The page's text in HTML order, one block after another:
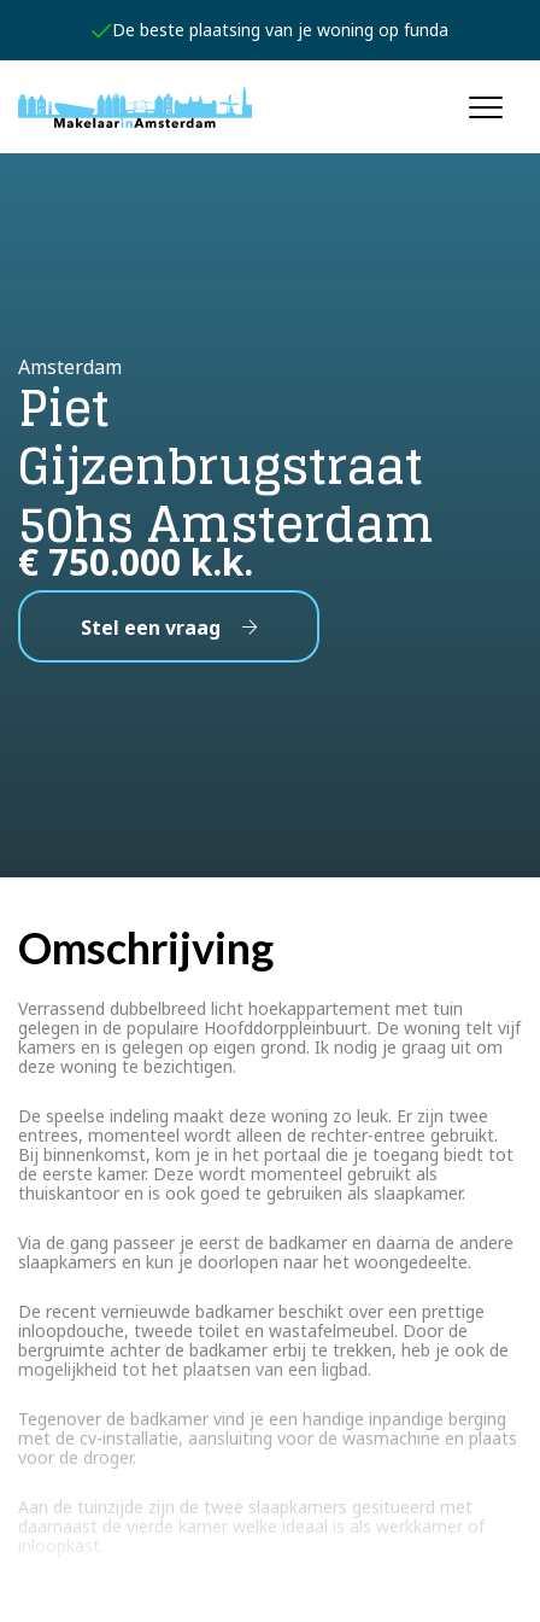
Jouw persoonlijke expert
Amsterdam
Piet
Gijzenbrugstraat
50hs Amsterdam
€ 750.000 k.k.
Stel een vraag
Omschrijving
Verrassend dubbelbreed licht hoekappartement met tuin
gelegen in de populaire Hoofddorppleinbuurt. De woning telt vijf
kamers en is gelegen op eigen grond. Ik nodig je graag uit om
deze woning te bezichtigen.
De speelse indeling maakt deze woning zo leuk. Er zijn twee
entrees, momenteel wordt alleen de rechter-entree gebruikt.
Bij binnenkomst, kom je in het portaal die je toegang biedt tot
de eerste kamer. Deze wordt momenteel gebruikt als
thuiskantoor en is ook goed te gebruiken als slaapkamer.
Via de gang passeer je eerst de badkamer en daarna de andere
slaapkamers en kun je doorlopen naar het woongedeelte.
De recent vernieuwde badkamer beschikt over een prettige
inloopdouche, tweede toilet en wastafelmeubel. Door de
bergruimte achter de badkamer erbij te trekken, heb je ook de
mogelijkheid tot het plaatsen van een ligbad.
Tegenover de badkamer vind je een handige inpandige berging
met de cv-installatie, aansluiting voor de wasmachine en plaats
voor de droger.
Aan de tuinzijde zijn de twee slaapkamers gesitueerd met
daarnaast de vierde kamer welke ideaal is als werkkamer of
inloopkast.